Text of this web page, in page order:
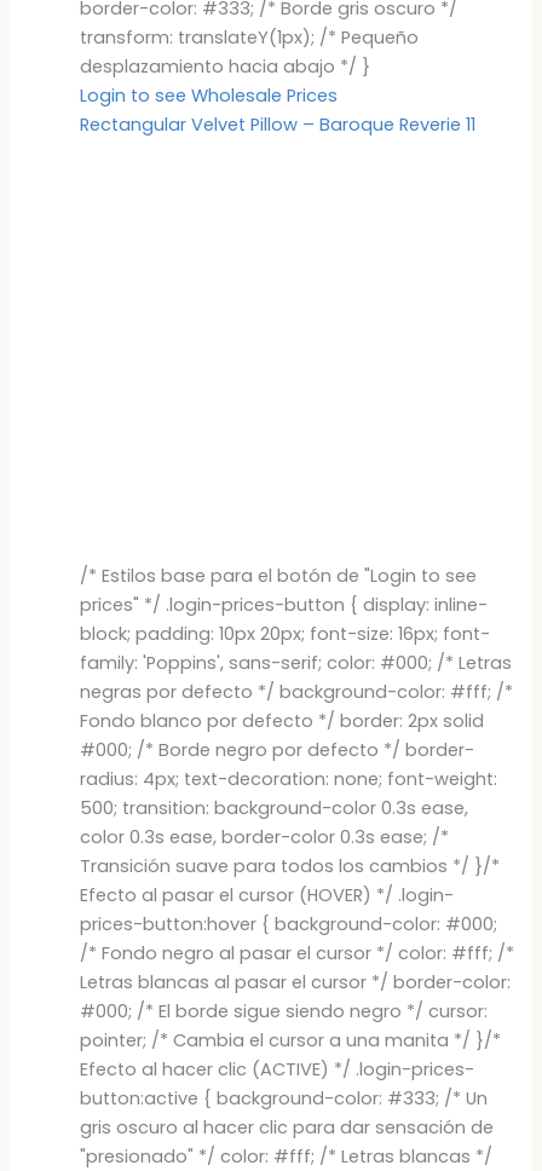
border-color: #333; /* Borde gris oscuro */
transform: translateY(1px); /* Pequeño
desplazamiento hacia abajo */ }
Login to see Wholesale Prices
Rectangular Velvet Pillow – Baroque Reverie 11
/* Estilos base para el botón de "Login to see
prices" */ .login-prices-button { display: inline-
block; padding: 10px 20px; font-size: 16px; font-
family: 'Poppins', sans-serif; color: #000; /* Letras
negras por defecto */ background-color: #fff; /*
Fondo blanco por defecto */ border: 2px solid
#000; /* Borde negro por defecto */ border-
radius: 4px; text-decoration: none; font-weight:
500; transition: background-color 0.3s ease,
color 0.3s ease, border-color 0.3s ease; /*
Transición suave para todos los cambios */ }/*
Efecto al pasar el cursor (HOVER) */ .login-
prices-button:hover { background-color: #000;
/* Fondo negro al pasar el cursor */ color: #fff; /*
Letras blancas al pasar el cursor */ border-color:
#000; /* El borde sigue siendo negro */ cursor:
pointer; /* Cambia el cursor a una manita */ }/*
Efecto al hacer clic (ACTIVE) */ .login-prices-
button:active { background-color: #333; /* Un
gris oscuro al hacer clic para dar sensación de
"presionado" */ color: #fff; /* Letras blancas */